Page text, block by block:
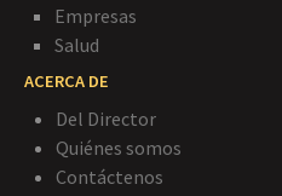
Empresas
Salud
ACERCA DE
Del Director
Quiénes somos
Contáctenos